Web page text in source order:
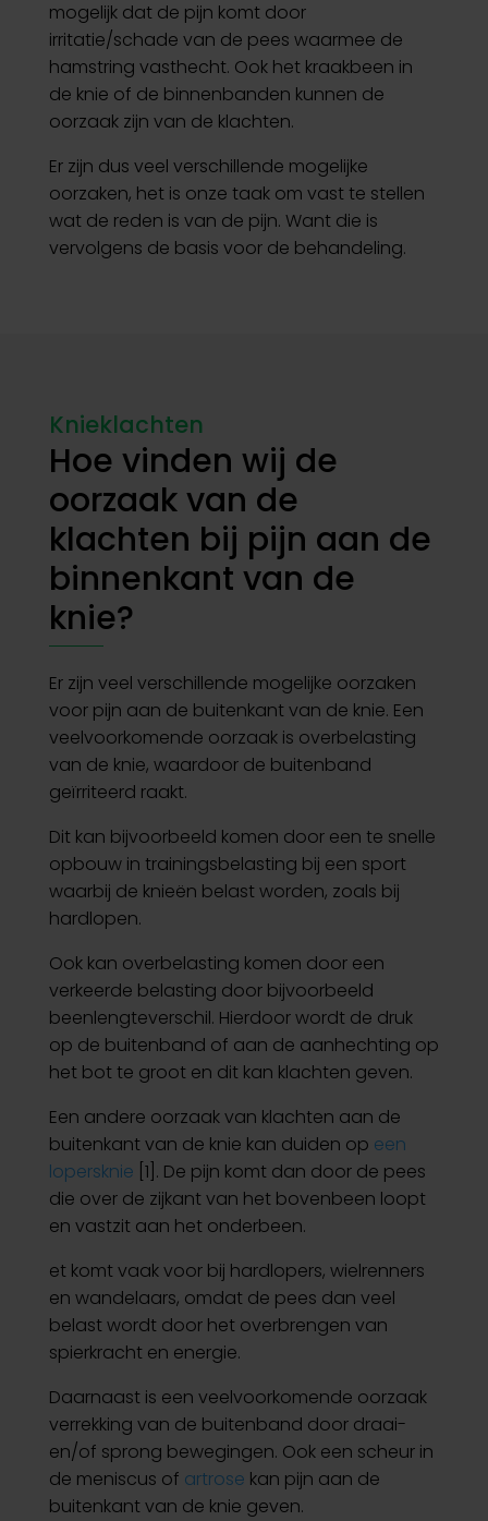
mogelijk dat de pijn komt door
irritatie/schade van de pees waarmee de
hamstring vasthecht. Ook het kraakbeen in
de knie of de binnenbanden kunnen de
oorzaak zijn van de klachten.
Er zijn dus veel verschillende mogelijke
oorzaken, het is onze taak om vast te stellen
wat de reden is van de pijn. Want die is
vervolgens de basis voor de behandeling.
Knieklachten
Hoe vinden wij de
oorzaak van de
klachten bij pijn aan de
binnenkant van de
knie?
Er zijn veel verschillende mogelijke oorzaken
voor pijn aan de buitenkant van de knie. Een
veelvoorkomende oorzaak is overbelasting
van de knie, waardoor de buitenband
geïrriteerd raakt.
Dit kan bijvoorbeeld komen door een te snelle
opbouw in trainingsbelasting bij een sport
waarbij de knieën belast worden, zoals bij
hardlopen.
Ook kan overbelasting komen door een
verkeerde belasting door bijvoorbeeld
beenlengteverschil. Hierdoor wordt de druk
op de buitenband of aan de aanhechting op
het bot te groot en dit kan klachten geven.
Een andere oorzaak van klachten aan de
buitenkant van de knie kan duiden op een
lopersknie [1]. De pijn komt dan door de pees
die over de zijkant van het bovenbeen loopt
en vastzit aan het onderbeen.
et komt vaak voor bij hardlopers, wielrenners
en wandelaars, omdat de pees dan veel
belast wordt door het overbrengen van
spierkracht en energie.
Daarnaast is een veelvoorkomende oorzaak
verrekking van de buitenband door draai-
en/of sprong bewegingen. Ook een scheur in
de meniscus of artrose kan pijn aan de
buitenkant van de knie geven.